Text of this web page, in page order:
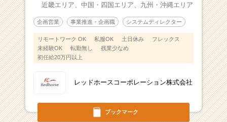
ブックマーク
近畿エリア、 中国・四国エリア、 九州・沖縄エリア
企画営業 事業推進・企画職 システムディレクター
リモートワーク OK 私服OK 土日休み
フレックス
未経験OK
転勤無し
残業少なめ
初任給20万円以上
レッドホースコーポレーション株式会社